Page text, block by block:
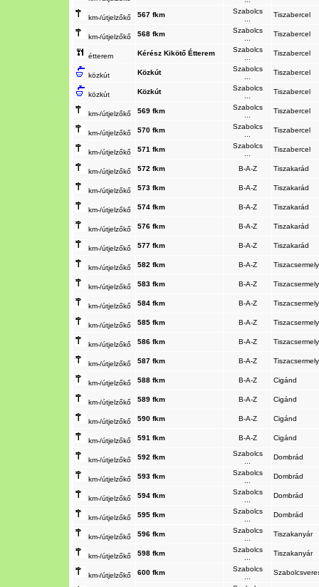
km-/útjelzőkő 567 fkm
Szabolcs
Tiszabercel
km-/útjelzőkő 568 fkm
Szabolcs
Tiszabercel
étterem Kérész Kikötő Étterem
Szabolcs
Tiszabercel
közkút Közkút
Szabolcs
Tiszabercel
közkút Közkút
Szabolcs
Tiszabercel
km-/útjelzőkő 569 fkm
Szabolcs
Tiszabercel
km-/útjelzőkő 570 fkm
Szabolcs
Tiszabercel
km-/útjelzőkő 571 fkm
Szabolcs
Tiszabercel
km-/útjelzőkő 572 fkm B-A-Z Tiszakarád
km-/útjelzőkő 573 fkm B-A-Z Tiszakarád
km-/útjelzőkő 574 fkm B-A-Z Tiszakarád
km-/útjelzőkő 576 fkm B-A-Z Tiszakarád
km-/útjelzőkő 577 fkm B-A-Z Tiszakarád
km-/útjelzőkő 582 fkm B-A-Z
km-/útjelzőkő 583 fkm B-A-Z
km-/útjelzőkő 584 fkm B-A-Z
km-/útjelzőkő 585 fkm B-A-Z
km-/útjelzőkő 586 fkm B-A-Z
km-/útjelzőkő 587 fkm B-A-Z
km-/útjelzőkő 588 fkm B-A-Z Cigánd
km-/útjelzőkő 589 fkm B-A-Z Cigánd
km-/útjelzőkő 590 fkm B-A-Z Cigánd
km-/útjelzőkő 591 fkm B-A-Z Cigánd
km-/útjelzőkő 592 fkm
Szabolcs
Dombrád
km-/útjelzőkő 593 fkm
Szabolcs
Dombrád
km-/útjelzőkő 594 fkm
Szabolcs
Dombrád
km-/útjelzőkő 595 fkm
Szabolcs
Dombrád
km-/útjelzőkő 596 fkm
Szabolcs
Tiszakanyár
km-/útjelzőkő 598 fkm
Szabolcs
Tiszakanyár
km-/útjelzőkő 600 fkm
Szabolcs